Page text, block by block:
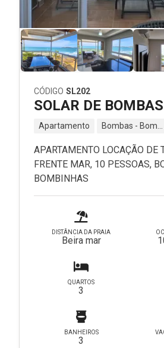
CÓDIGO SL202
SOLAR DE
Apartamento Bombas - Bombinhas - SC
APARTAMENTO LOCAÇÃO DE
FRENTE MAR, 10 PESSOAS,
BOMBINHAS
DISTÂNCIA DA PRAIA
Beira mar
QUARTOS
3
BANHEIROS
3